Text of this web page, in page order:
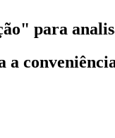
para